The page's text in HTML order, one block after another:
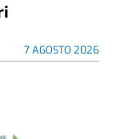
7 AGOSTO 2026